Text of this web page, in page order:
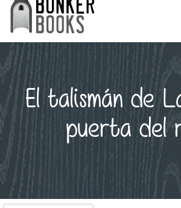
El talismán de
puerta del